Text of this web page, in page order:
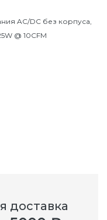
AC/DC без корпуса,
@ 10CFM
доставка